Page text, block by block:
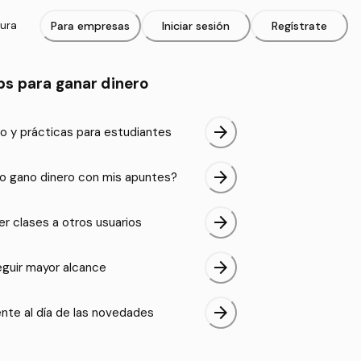
para ganar dinero
y prácticas para estudiantes arrow_forward
gano dinero con mis apuntes? arrow_forward
clases a otros usuarios arrow_forward
mayor alcance arrow_forward
al día de las novedades arrow_forward
Para empresas Iniciar sesión Regístrate